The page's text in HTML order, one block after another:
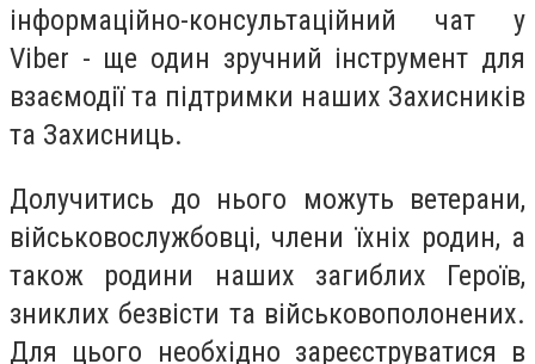
інформаційно-консультаційний чат у
Viber - ще один зручний інструмент для
взаємодії та підтримки наших Захисників
та Захисниць.
Долучитись до нього можуть ветерани,
військовослужбовці, члени їхніх родин, а
також родини наших загиблих Героїв,
зниклих безвісти та військовополонених.
Для цього необхідно зареєструватися в